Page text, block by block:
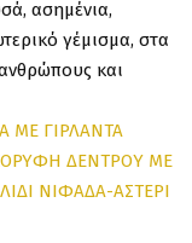
ασημένια,
γέμισμα, στα
και
ΜΕ ΓΙΡΛΑΝΤΑ
ΔΕΝΤΡΟΥ ΜΕ
ΝΙΦΑΔΑ-ΑΣΤΕΡΙ